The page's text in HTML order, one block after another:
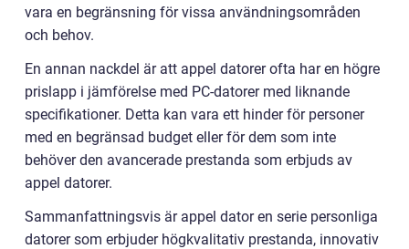
vara en begränsning för vissa användningsområden
och behov.
En annan nackdel är att appel datorer ofta har en högre
prislapp i jämförelse med PC-datorer med liknande
specifikationer. Detta kan vara ett hinder för personer
med en begränsad budget eller för dem som inte
behöver den avancerade prestanda som erbjuds av
appel datorer.
Sammanfattningsvis är appel dator en serie personliga
datorer som erbjuder högkvalitativ prestanda, innovativ